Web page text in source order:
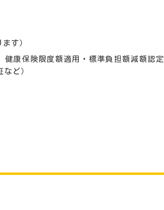
す）
康保険限度額適用・標準負担額減額認定
ど）